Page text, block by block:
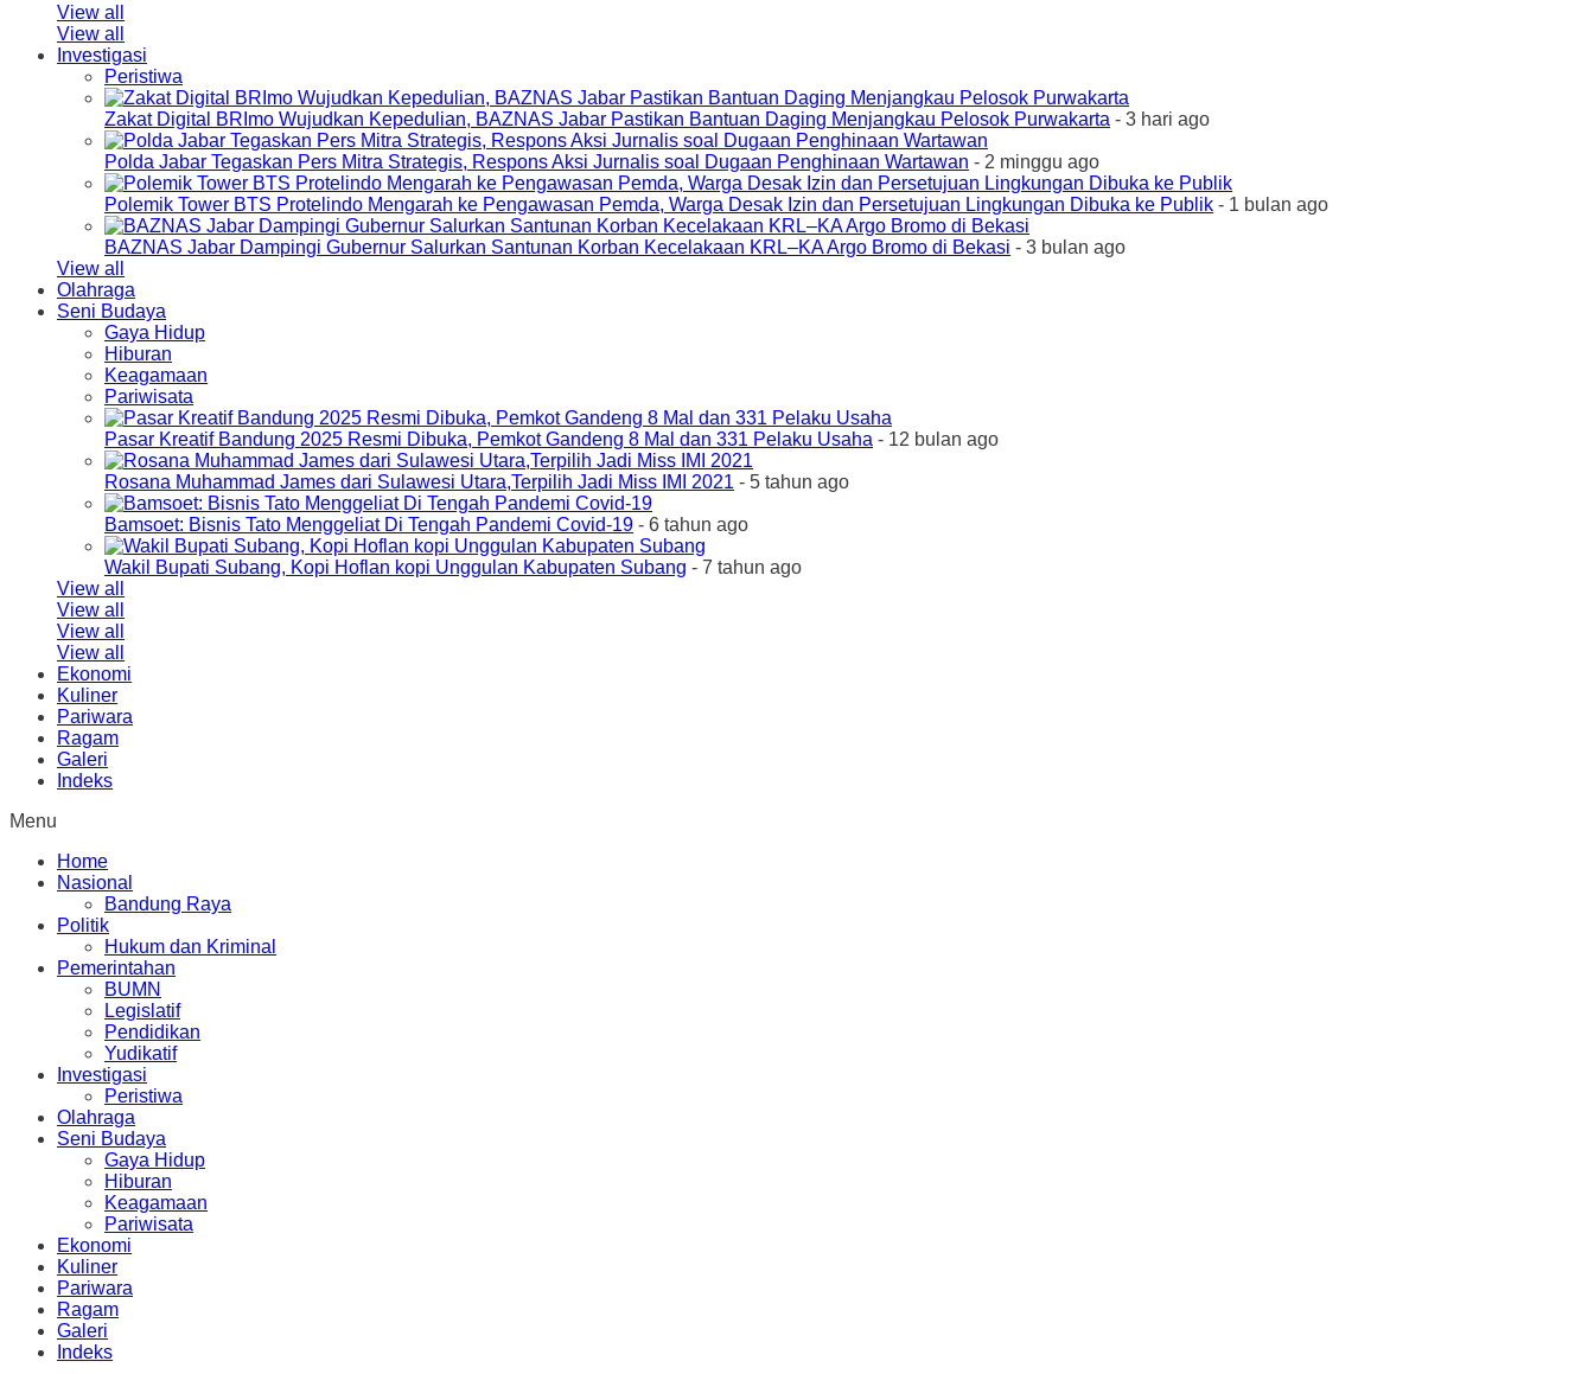
View all
View all
Investigasi
Peristiwa
Zakat Digital BRImo Wujudkan Kepedulian, BAZNAS Jabar Pastikan Bantuan Daging Menjangkau Pelosok Purwakarta - 3 hari ago
Polda Jabar Tegaskan Pers Mitra Strategis, Respons Aksi Jurnalis soal Dugaan Penghinaan Wartawan - 2 minggu ago
Polemik Tower BTS Protelindo Mengarah ke Pengawasan Pemda, Warga Desak Izin dan Persetujuan Lingkungan Dibuka ke Publik - 1 bulan ago
BAZNAS Jabar Dampingi Gubernur Salurkan Santunan Korban Kecelakaan KRL–KA Argo Bromo di Bekasi - 3 bulan ago
View all
Olahraga
Seni Budaya
Gaya Hidup
Hiburan
Keagamaan
Pariwisata
Pasar Kreatif Bandung 2025 Resmi Dibuka, Pemkot Gandeng 8 Mal dan 331 Pelaku Usaha - 12 bulan ago
Rosana Muhammad James dari Sulawesi Utara,Terpilih Jadi Miss IMI 2021 - 5 tahun ago
Bamsoet: Bisnis Tato Menggeliat Di Tengah Pandemi Covid-19 - 6 tahun ago
Wakil Bupati Subang, Kopi Hoflan kopi Unggulan Kabupaten Subang - 7 tahun ago
View all
View all
View all
View all
Ekonomi
Kuliner
Pariwara
Ragam
Galeri
Indeks
Menu
Home
Nasional
Bandung Raya
Politik
Hukum dan Kriminal
Pemerintahan
BUMN
Legislatif
Pendidikan
Yudikatif
Investigasi
Peristiwa
Olahraga
Seni Budaya
Gaya Hidup
Hiburan
Keagamaan
Pariwisata
Ekonomi
Kuliner
Pariwara
Ragam
Galeri
Indeks